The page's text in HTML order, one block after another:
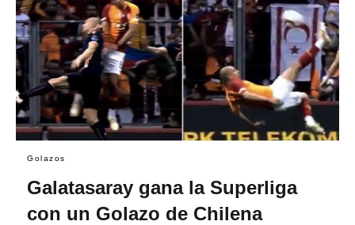
Golazos
Galatasaray gana la Superliga
con un Golazo de Chilena